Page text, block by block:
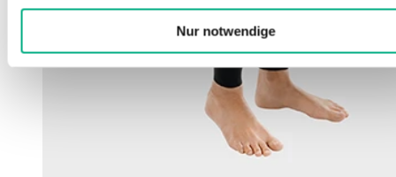
Nur notwendige